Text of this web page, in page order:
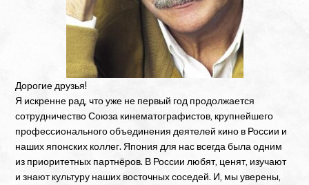
2020.10.30 Новости фестиваля: Сэйю Сумирэ Уэсака и
директор Tezuka Production Румико Тэдзука появятся
на нашем мероприятии в качестве гостей!
2020.10.30 Что происходит за кулисами J-Anime
Meeting in Russia? Узнайте на радио-передаче наших
стажеров! (Язык: японский). Подробности здесь.
2020.08.14Решено провести J-Anime Meeting in Russia
в формате онлайн!
Дорогие друзья!
Я искренне рад, что уже не первый год продолжается
сотрудничество Союза кинематографистов, крупнейшего
профессионального объединения деятелей кино в России и
наших японских коллег. Япония для нас всегда была одним
из приоритетных партнёров. В России любят, ценят, изучают
и знают культуру наших восточных соседей. И, мы уверены,